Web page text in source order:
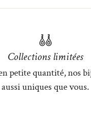
Collections limitées
petite quantité, nos
aussi uniques que vous.